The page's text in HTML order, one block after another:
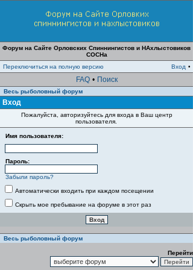
Форум на Сайте Орловских Спиннингистов и НАхлыстовиков
СОСНа
Переключиться на полную версию
Вход •
FAQ • Поиск
Весь рыболовный форум
Вход
Пожалуйста, авторизуйтесь для входа в Ваш центр
пользователя.
Имя пользователя:
Пароль:
Забыли пароль?
Автоматически входить при каждом посещении
Скрыть мое пребывание на форуме в этот раз
Весь рыболовный форум
Перейти